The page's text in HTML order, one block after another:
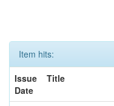
Item hits:
Issue
Date
Title